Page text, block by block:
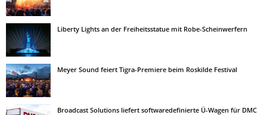
Liberty Lights an der Freiheitsstatue mit Robe-Scheinwerfern
Meyer Sound feiert Tigra-Premiere beim Roskilde Festival
Broadcast Solutions liefert softwaredefinierte Ü-Wagen für DMC